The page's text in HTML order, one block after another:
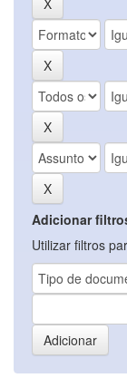
Adicionar
Utilizar filtros